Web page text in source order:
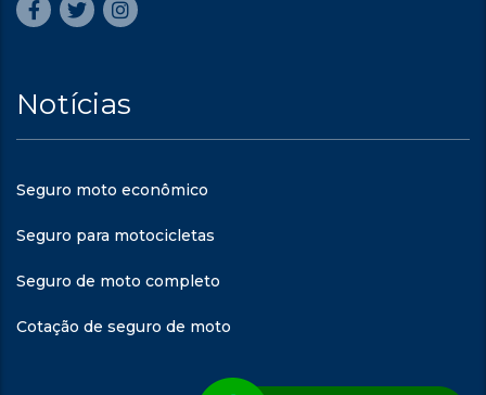
Notícias
Seguro moto econômico
Seguro para motocicletas
Seguro de moto completo
Cotação de seguro de moto